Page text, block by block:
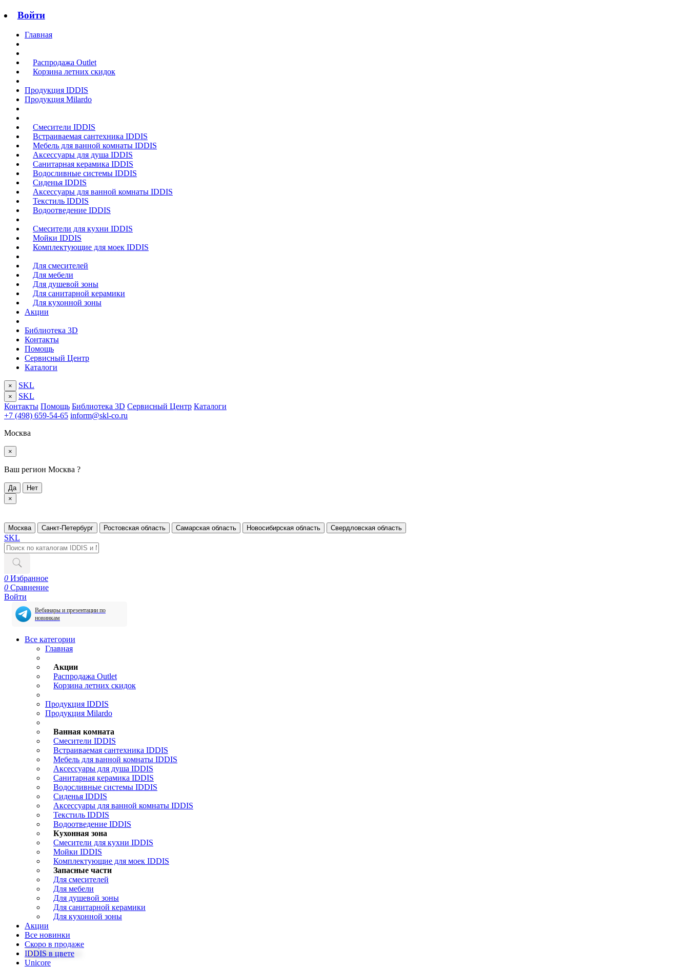
Войти
Главная
Распродажа Outlet
Корзина летних скидок
Продукция IDDIS
Продукция Milardo
Смесители IDDIS
Встраиваемая сантехника IDDIS
Мебель для ванной комнаты IDDIS
Аксессуары для душа IDDIS
Санитарная керамика IDDIS
Водосливные системы IDDIS
Сиденья IDDIS
Аксессуары для ванной комнаты IDDIS
Текстиль IDDIS
Водоотведение IDDIS
Смесители для кухни IDDIS
Мойки IDDIS
Комплектующие для моек IDDIS
Для смесителей
Для мебели
Для душевой зоны
Для санитарной керамики
Для кухонной зоны
Акции
Библиотека 3D
Контакты
Помощь
Сервисный Центр
Каталоги
× SKL
×
SKL
Контакты Помощь Библиотека 3D Сервисный Центр Каталоги
+7 (498) 659-54-65 inform@skl-co.ru
Москва
×
Ваш регион Москва ?
Да
Нет
×
Москва Санкт-Петербург Ростовская область Самарская область Новосибирская область Свердловская область
SKL
0 Избранное
0 Сравнение
Войти
Вебинары и презентации по
новинкам
Все категории
Главная
Акции
Распродажа Outlet
Корзина летних скидок
Продукция IDDIS
Продукция Milardo
Ванная комната
Смесители IDDIS
Встраиваемая сантехника IDDIS
Мебель для ванной комнаты IDDIS
Аксессуары для душа IDDIS
Санитарная керамика IDDIS
Водосливные системы IDDIS
Сиденья IDDIS
Аксессуары для ванной комнаты IDDIS
Текстиль IDDIS
Водоотведение IDDIS
Кухонная зона
Смесители для кухни IDDIS
Мойки IDDIS
Комплектующие для моек IDDIS
Запасные части
Для смесителей
Для мебели
Для душевой зоны
Для санитарной керамики
Для кухонной зоны
Акции
Все новинки
Скоро в продаже
IDDIS в цвете
Unicore